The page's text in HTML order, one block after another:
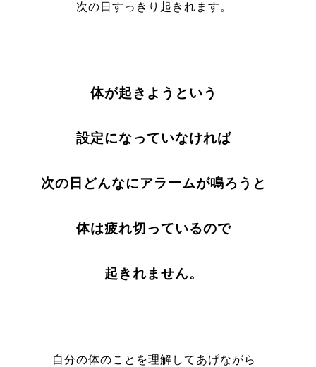
次の日すっきり起きれます。
体が起きようという
設定になっていなければ
次の日どんなにアラームが鳴ろうと
体は疲れ切っているので
起きれません。
自分の体のことを理解してあげながら